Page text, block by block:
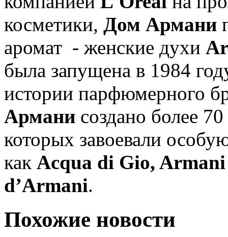
косметики, Дом Армани
аромат - женские духи
была запущена в 1984
истории парфюмерного
Армани создано более
которых завоевали
как Acqua di Gio,
d’Armani.
Похожие новости